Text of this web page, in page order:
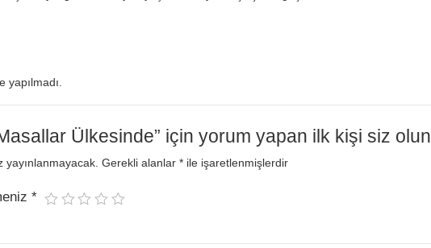
yapılmadı.
Ülkesinde” için yorum yapan ilk kişi siz olun
Gerekli alanlar* ile işaretlenmişlerdir
*